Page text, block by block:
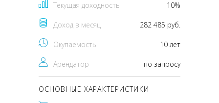
Текущая доходность 10%
Доход в месяц 282 485 руб.
Окупаемость 10 лет
Арендатор по запросу
ОСНОВНЫЕ ХАРАКТЕРИСТИКИ